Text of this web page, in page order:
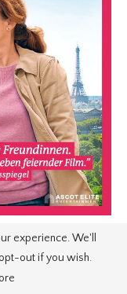
experience. We'll
out if you wish.